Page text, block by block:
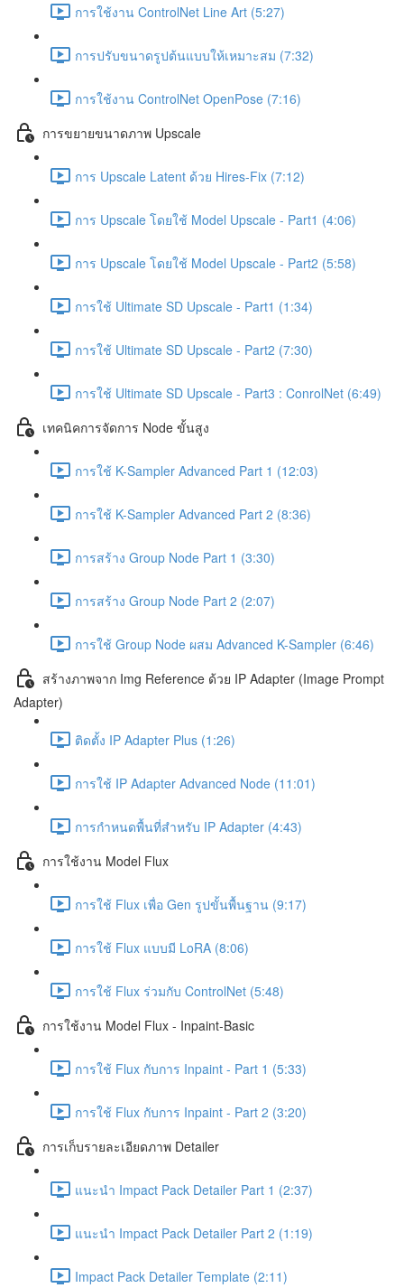
การใช้งาน ControlNet Line Art (5:27)
การปรับขนาดรูปต้นแบบให้เหมาะสม (7:32)
การใช้งาน ControlNet OpenPose (7:16)
การขยายขนาดภาพ Upscale
การ Upscale Latent ด้วย Hires-Fix (7:12)
การ Upscale โดยใช้ Model Upscale - Part1 (4:06)
การ Upscale โดยใช้ Model Upscale - Part2 (5:58)
การใช้ Ultimate SD Upscale - Part1 (1:34)
การใช้ Ultimate SD Upscale - Part2 (7:30)
การใช้ Ultimate SD Upscale - Part3 : ConrolNet (6:49)
เทคนิคการจัดการ Node ขั้นสูง
การใช้ K-Sampler Advanced Part 1 (12:03)
การใช้ K-Sampler Advanced Part 2 (8:36)
การสร้าง Group Node Part 1 (3:30)
การสร้าง Group Node Part 2 (2:07)
การใช้ Group Node ผสม Advanced K-Sampler (6:46)
สร้างภาพจาก Img Reference ด้วย IP Adapter (Image Prompt
Adapter)
ติดตั้ง IP Adapter Plus (1:26)
การใช้ IP Adapter Advanced Node (11:01)
การกำหนดพื้นที่สำหรับ IP Adapter (4:43)
การใช้งาน Model Flux
การใช้ Flux เพื่อ Gen รูปขั้นพื้นฐาน (9:17)
การใช้ Flux แบบมี LoRA (8:06)
การใช้ Flux ร่วมกับ ControlNet (5:48)
การใช้งาน Model Flux - Inpaint-Basic
การใช้ Flux กับการ Inpaint - Part 1 (5:33)
การใช้ Flux กับการ Inpaint - Part 2 (3:20)
การเก็บรายละเอียดภาพ Detailer
แนะนำ Impact Pack Detailer Part 1 (2:37)
แนะนำ Impact Pack Detailer Part 2 (1:19)
Impact Pack Detailer Template (2:11)